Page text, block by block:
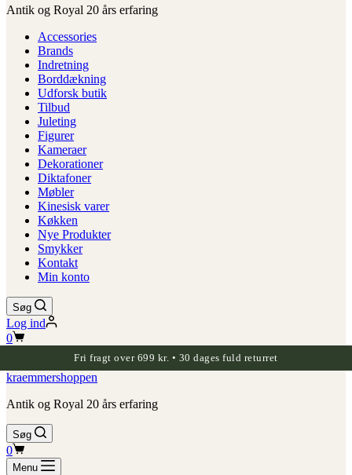
Antik og Royal 20 års erfaring
Accessories
Brands
Indretning
Borddækning
Udforsk butik
Tilbud
Juleting
Figurer
Kameraer
Dekorationer
Diktafoner
Møbler
Kinesisk varer
Køkken
Nye Produkter
Smykker
Kontakt
Min konto
Søg
Log ind
Indkøbskurv
0
Fri fragt over 699 kr. • 30 dages fuld returret
kraemmershoppen
Antik og Royal 20 års erfaring
Søg
Indkøbskurv
0
Menu